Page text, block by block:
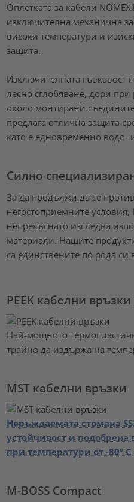
Оплетката за кабели
изключителна механична
високи температури и
защита.
Изключителната гъвкавост
лесно сглобяване, дори при
около монтирани
предлага отлична защита
като е едновременно водо-
Силно
За да продължи да се
негостоприемните
непрекъснато изследва
материали. Нашите
са единствените по рода си
PEEK кабелни връзки
Най-мощното
трайно да издържа на
MST кабелни връзки
Неръждаемата стомана
устойчивост и подобрена
при температури от -80° C
M-BOSS Compact